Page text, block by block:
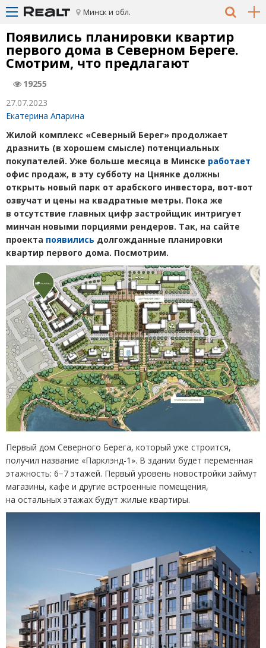
Минск и обл.
Появились планировки квартир
первого дома в Северном Береге.
Смотрим, что предлагают
19255
27.07.2023
Екатерина Апарина
Жилой комплекс «Северный Берег» продолжает
дразнить (в хорошем смысле) потенциальных
покупателей. Уже больше месяца в Минске работает
офис продаж, в эту субботу на Цнянке должны
открыть новый парк от арабского инвестора, вот-вот
озвучат и цены на квадратные метры. Пока же
в отсутствие главных цифр застройщик интригует
минчан новыми порциями рендеров. Так, на сайте
проекта появились долгожданные планировки
квартир первого дома. Посмотрим.
Первый дом Северного Берега, который уже строится,
получил название «Парклэнд-1». В здании будет переменная
этажность: 6−7 этажей. Первый уровень новостройки займут
магазины, кафе и другие встроенные помещения,
на остальных этажах будут жилые квартиры.